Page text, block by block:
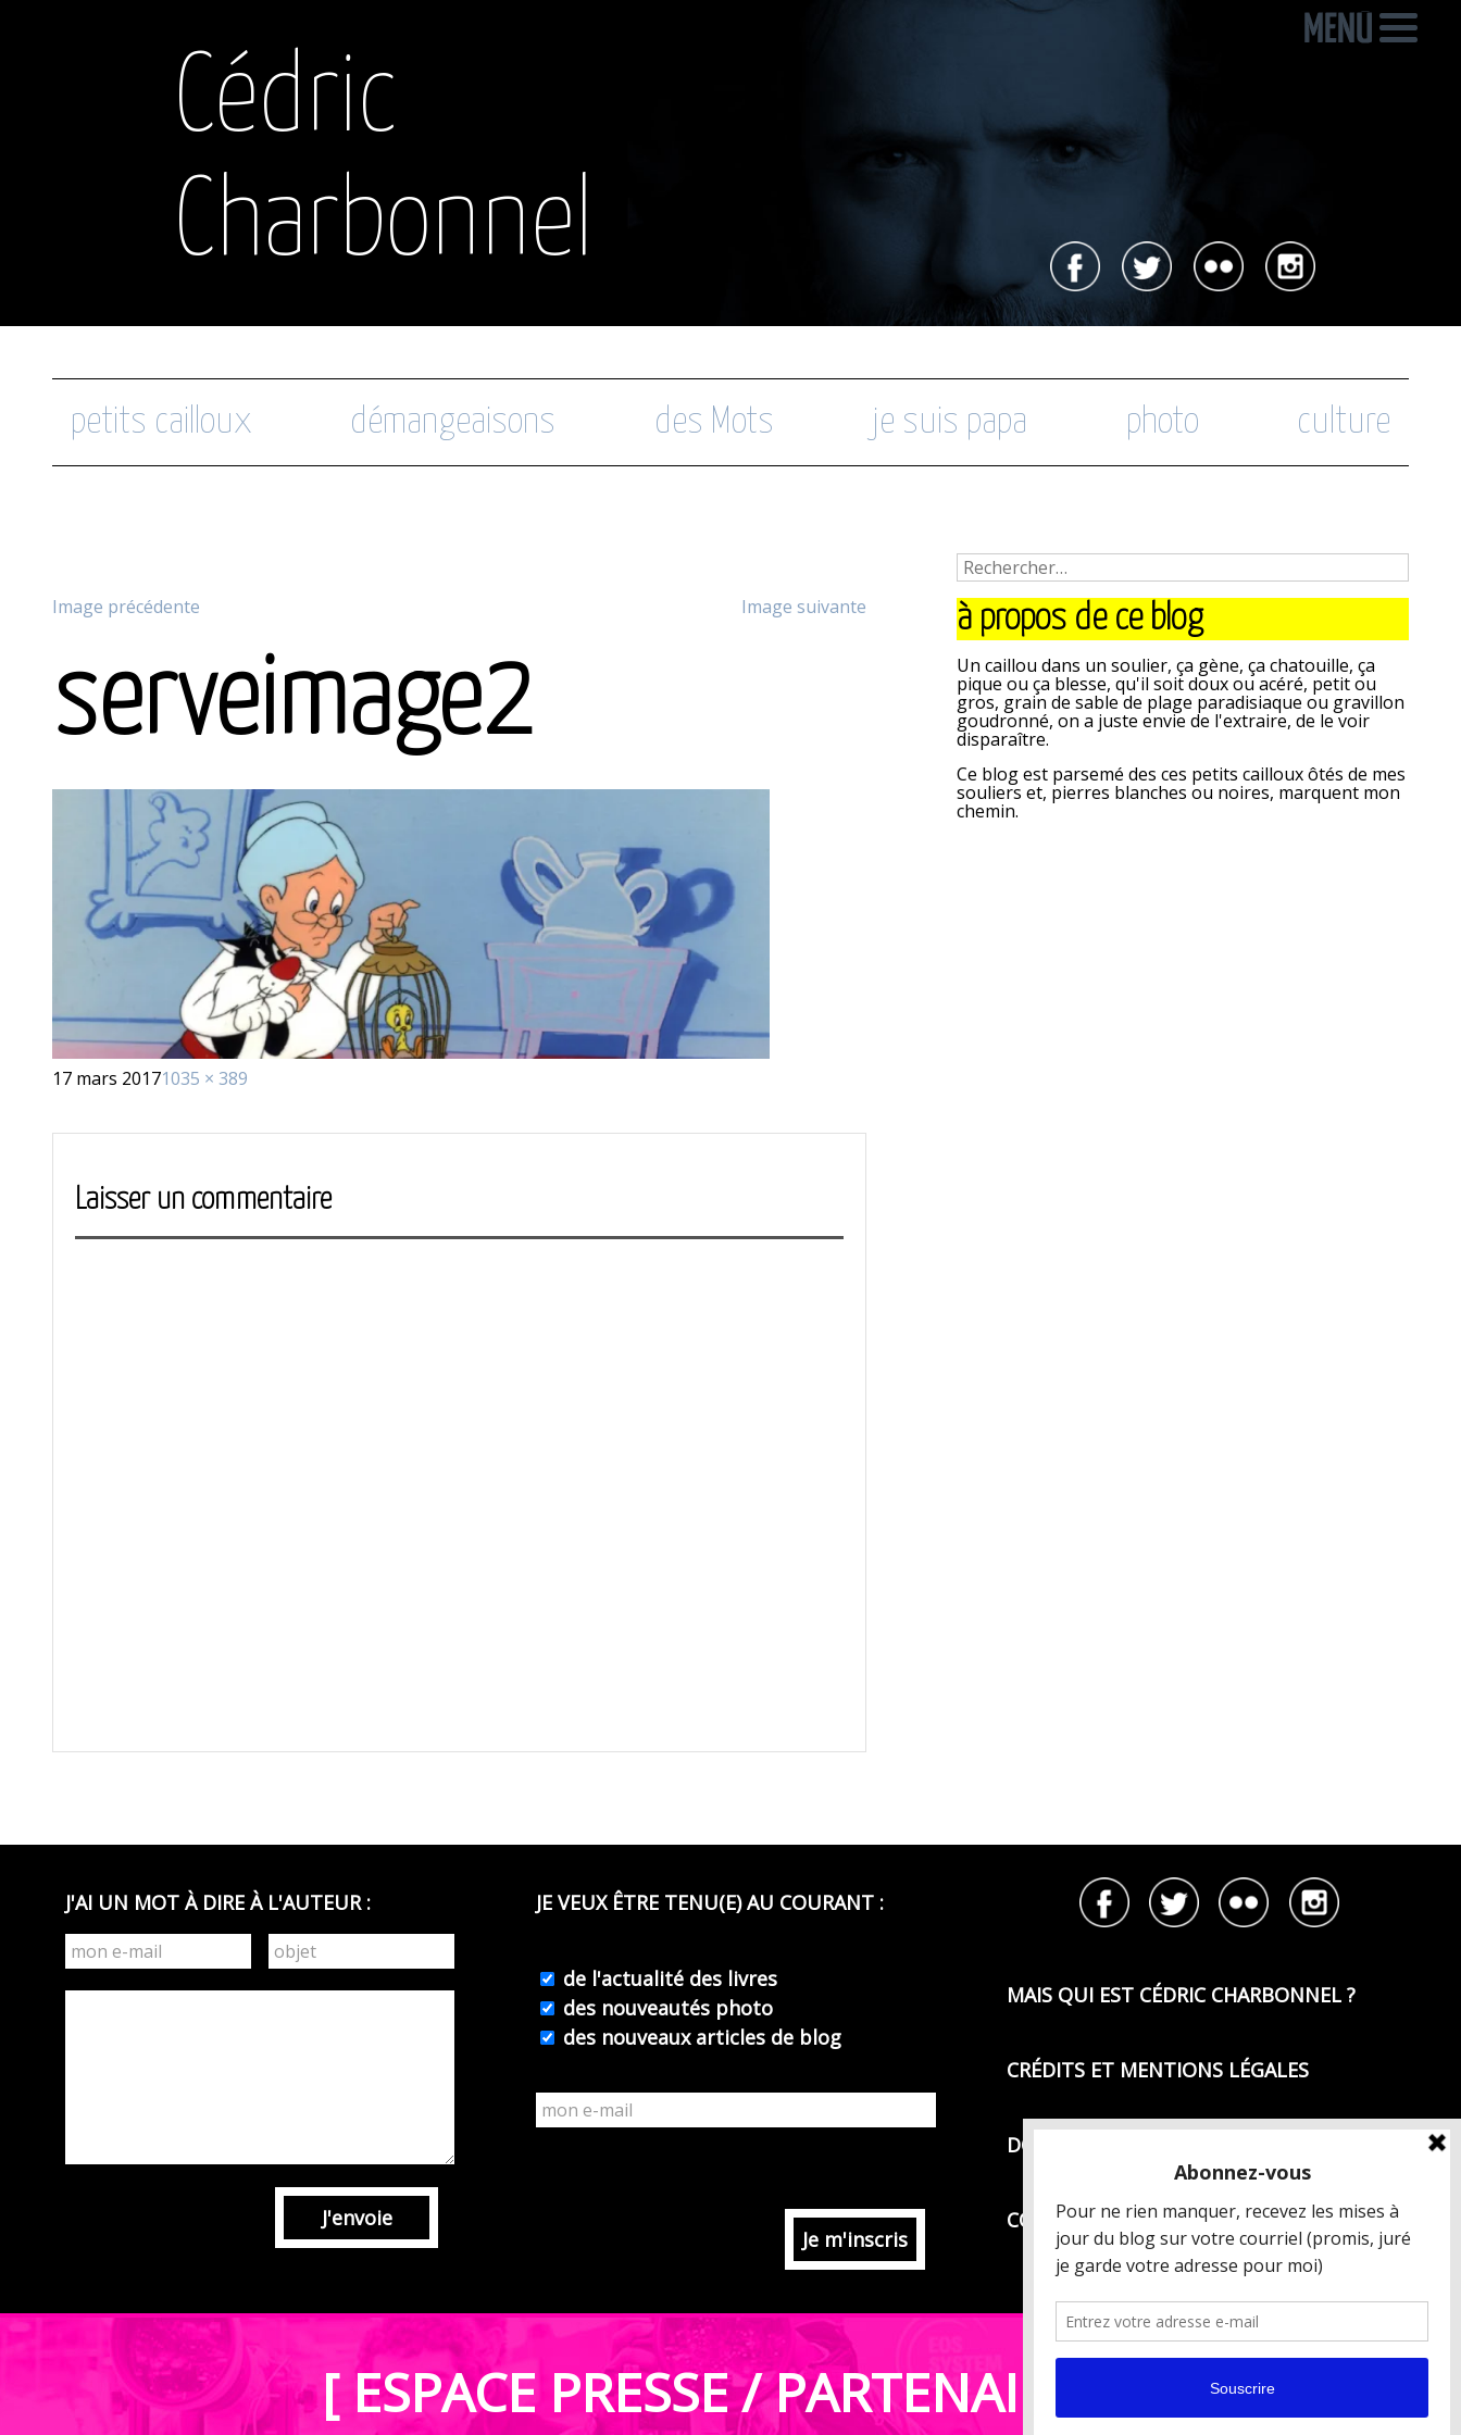
Cédric
Charbonnel
petits cailloux démangeaisons des Mots je suis papa photo culture
Image précédente Image suivante
serveimage2
Publié
17 mars 2017Taille
1035 × 389
Laisser un commentaire
à propos de ce blog
Un caillou dans un soulier, ça gène, ça chatouille, ça
pique ou ça blesse, qu'il soit doux ou acéré, petit ou
gros, grain de sable de plage paradisiaque ou gravillon
goudronné, on a juste envie de l'extraire, de le voir
disparaître.
Ce blog est parsemé des ces petits cailloux ôtés de mes
souliers et, pierres blanches ou noires, marquent mon
chemin.
J'AI UN MOT À DIRE À L'AUTEUR :
J'envoie
JE VEUX ÊTRE TENU(E) AU COURANT :
de l'actualité des livres
des nouveautés photo
des nouveaux articles de blog
MAIS QUI EST CÉDRIC CHARBONNEL ?
CRÉDITS ET MENTIONS LÉGALES
DONNÉES PERSONNELLES
CONDITIONS GÉNÉRALES DE VENTE
[ ESPACE PRESSE / PARTENAIRES ]